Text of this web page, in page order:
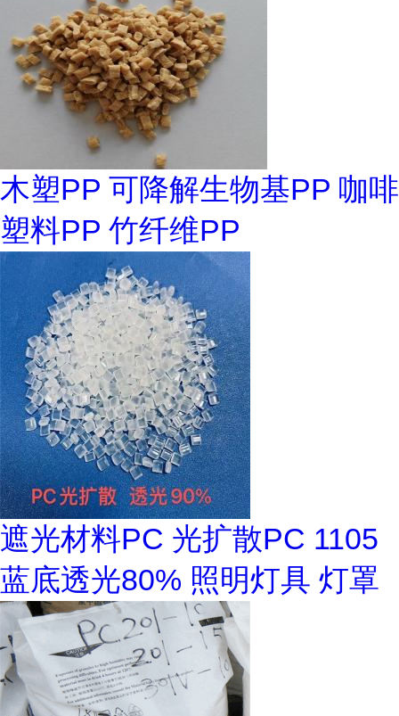
木塑PP 可降解生物基PP 咖啡
塑料PP 竹纤维PP
遮光材料PC 光扩散PC 1105
蓝底透光80% 照明灯具 灯罩